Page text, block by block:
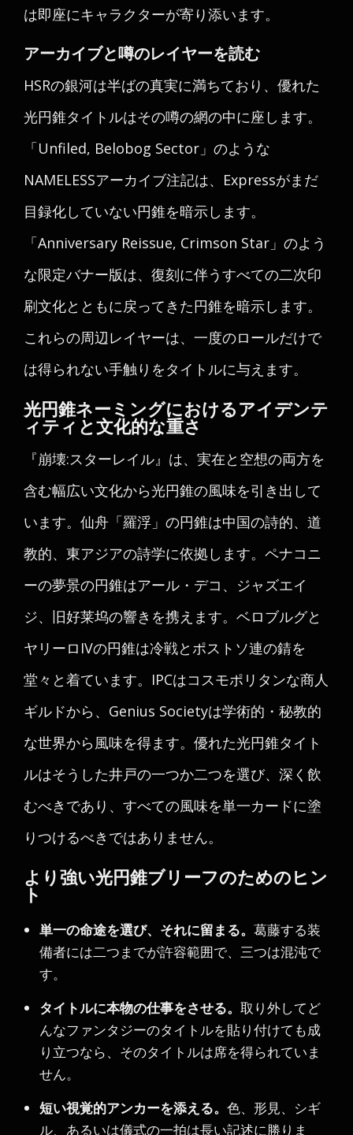
は即座にキャラクターが寄り添います。
アーカイブと噂のレイヤーを読む
HSRの銀河は半ばの真実に満ちており、優れた
光円錐タイトルはその噂の網の中に座します。
「Unfiled, Belobog Sector」のような
NAMELESSアーカイブ注記は、Expressがまだ
目録化していない円錐を暗示します。
「Anniversary Reissue, Crimson Star」のよう
な限定バナー版は、復刻に伴うすべての二次印
刷文化とともに戻ってきた円錐を暗示します。
これらの周辺レイヤーは、一度のロールだけで
は得られない手触りをタイトルに与えます。
光円錐ネーミングにおけるアイデンテ
ィティと文化的な重さ
『崩壊:スターレイル』は、実在と空想の両方を
含む幅広い文化から光円錐の風味を引き出して
います。仙舟「羅浮」の円錐は中国の詩的、道
教的、東アジアの詩学に依拠します。ペナコニ
ーの夢景の円錐はアール・デコ、ジャズエイ
ジ、旧好莱坞の響きを携えます。ベロブルグと
ヤリーロIVの円錐は冷戦とポストソ連の錆を
堂々と着ています。IPCはコスモポリタンな商人
ギルドから、Genius Societyは学術的・秘教的
な世界から風味を得ます。優れた光円錐タイト
ルはそうした井戸の一つか二つを選び、深く飲
むべきであり、すべての風味を単一カードに塗
りつけるべきではありません。
より強い光円錐ブリーフのためのヒン
ト
単一の命途を選び、それに留まる。 葛藤する装
備者には二つまでが許容範囲で、三つは混沌で
す。
タイトルに本物の仕事をさせる。 取り外してど
んなファンタジーのタイトルを貼り付けても成
り立つなら、そのタイトルは席を得られていま
せん。
短い視覚的アンカーを添える。 色、形見、シギ
ル、あるいは儀式の一拍は長い記述に勝りま